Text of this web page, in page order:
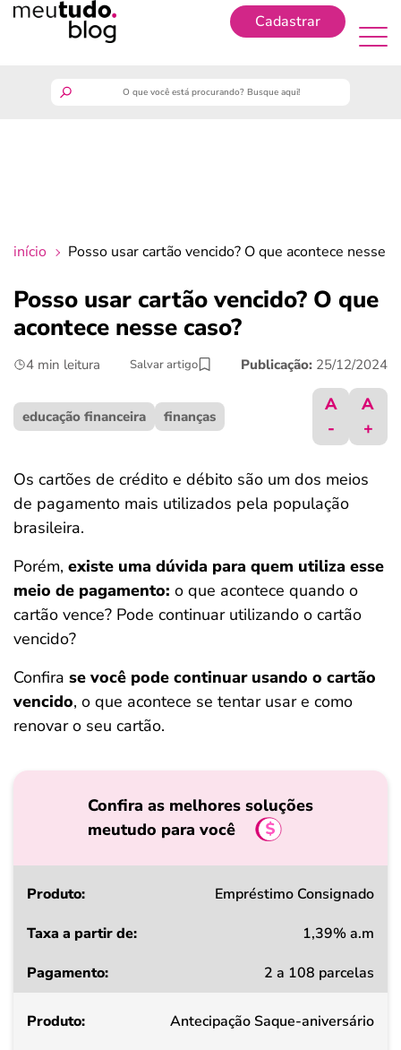
Cadastrar
crédito fácil
últimas notícias
ferramentas
início Posso usar cartão vencido? O que acontece nesse
Posso usar cartão vencido? O que
acontece nesse caso?
4 min leitura Salvar artigo Publicação: 25/12/2024
educação financeira finanças
A
-
A
+
Os cartões de crédito e débito são um dos meios
de pagamento mais utilizados pela população
brasileira.
Porém, existe uma dúvida para quem utiliza esse
meio de pagamento: o que acontece quando o
cartão vence? Pode continuar utilizando o cartão
vencido?
Confira se você pode continuar usando o cartão
vencido, o que acontece se tentar usar e como
renovar o seu cartão.
Confira as melhores soluções
meutudo para você
Produto
a
de
Empréstimo Consignado
1,39% a.m
2 a 108 parcelas
Antecipação Saque-aniversário